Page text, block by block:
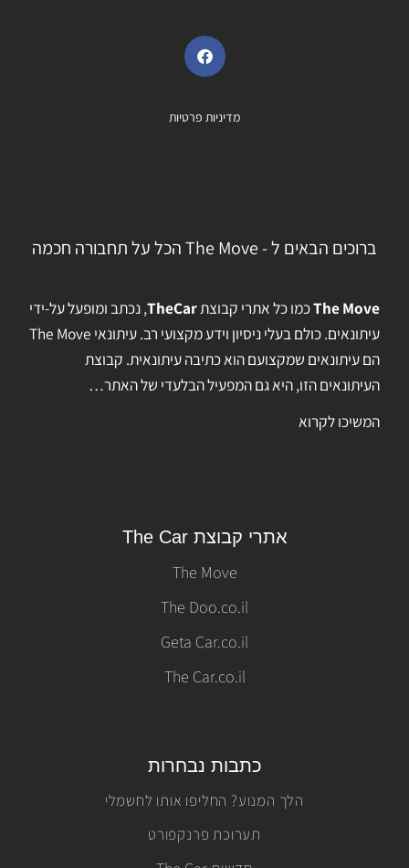
מדיניות פרטיות
ברוכים הבאים ל - The Move הכל על תחבורה חכמה
The Moveכמו כל אתרי קבוצתTheCar, נכתב ומופעל על-ידי
עיתונאים. כולם בעלי ניסיון וידע מקצועי רב. עיתונאי The Move
הם עיתונאים שמקצועם הוא כתיבה עיתונאית. קבוצת
העיתונאים הזו, היא גם המפעיל הבלעדי של האתר…
המשיכו לקרוא
אתרי קבוצת The Car
The Move
The Doo.co.il
Geta Car.co.il
The Car.co.il
כתבות נבחרות
הלך המנוע? החליפו אותו לחשמלי
תערוכת פרנקפורט